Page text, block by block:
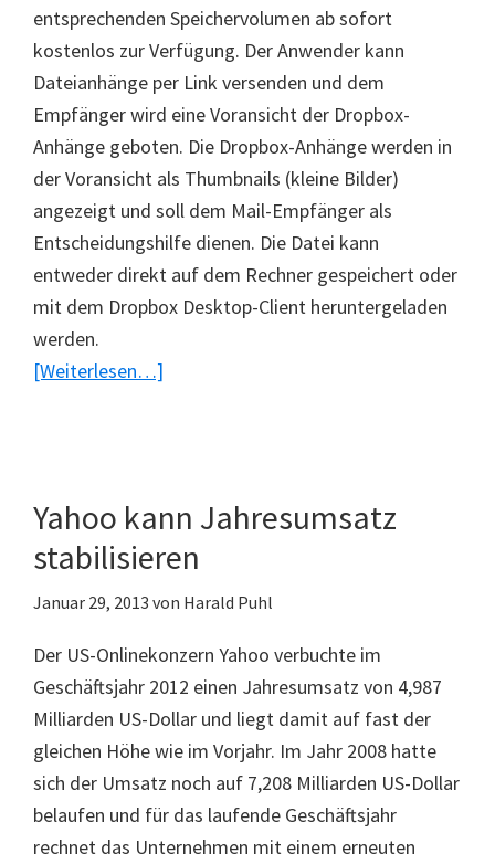
entsprechenden Speichervolumen ab sofort
kostenlos zur Verfügung. Der Anwender kann
Dateianhänge per Link versenden und dem
Empfänger wird eine Voransicht der Dropbox-
Anhänge geboten. Die Dropbox-Anhänge werden in
der Voransicht als Thumbnails (kleine Bilder)
angezeigt und soll dem Mail-Empfänger als
Entscheidungshilfe dienen. Die Datei kann
entweder direkt auf dem Rechner gespeichert oder
mit dem Dropbox Desktop-Client heruntergeladen
werden.
[Weiterlesen…]
Yahoo kann Jahresumsatz
stabilisieren
Januar 29, 2013 von Harald Puhl
Der US-Onlinekonzern Yahoo verbuchte im
Geschäftsjahr 2012 einen Jahresumsatz von 4,987
Milliarden US-Dollar und liegt damit auf fast der
gleichen Höhe wie im Vorjahr. Im Jahr 2008 hatte
sich der Umsatz noch auf 7,208 Milliarden US-Dollar
belaufen und für das laufende Geschäftsjahr
rechnet das Unternehmen mit einem erneuten